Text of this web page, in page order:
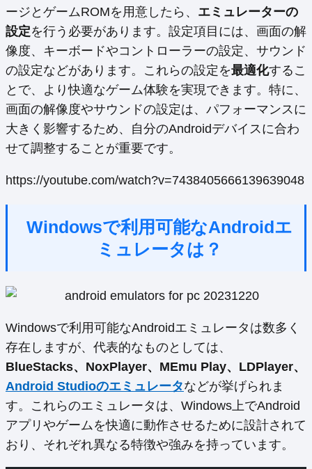
ージとゲームROMを用意したら、 エミュレーターの
設定を行う必要があります。設定項目には、画面の解
像度、キーボードやコントローラーの設定、サウンド
の設定などがあります。これらの設定を最適化するこ
とで、より快適なゲーム体験を実現できます。特に、
画面の解像度やサウンドの設定は、パフォーマンスに
大きく影響するため、自分のAndroidデバイスに合わ
せて調整することが重要です。
https://youtube.com/watch?v=7438405666139639048
Windowsで利用可能なAndroidエ
ミュレータは？
Windowsで利用可能なAndroidエミュレータは数多く
存在しますが、代表的なものとしては、
BlueStacks、NoxPlayer、MEmu Play、LDPlayer、
Android Studioのエミュレータなどが挙げられま
す。これらのエミュレータは、Windows上でAndroid
アプリやゲームを快適に動作させるために設計されて
おり、それぞれ異なる特徴や強みを持っています。